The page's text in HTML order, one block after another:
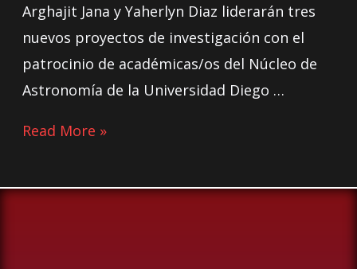
Arghajit Jana y Yaherlyn Diaz liderarán tres
nuevos proyectos de investigación con el
patrocinio de académicas/os del Núcleo de
Astronomía de la Universidad Diego …
Read More »